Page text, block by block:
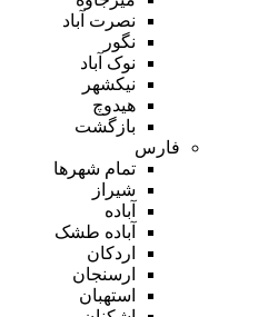
نصرت آباد
نگور
نوک آباد
نیکشهر
هیدوچ
بازگشت
فارس
تمام شهر‌ها
شیراز
آباده
آباده طشک
اردکان
ارسنجان
استهبان